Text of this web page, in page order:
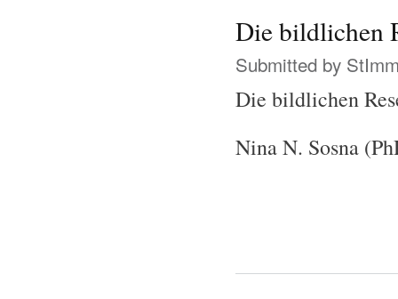
Die bildlichen
Submitted by
Die bildlichen
Nina N. Sosna